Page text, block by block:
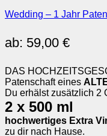
Wedding – 1 Jahr
ab: 59,00 €
DAS
Patenschaft eines
Du erhälst zusätzlich 2
2 x 500 ml
hochwertiges Extra
zu dir nach Hause.